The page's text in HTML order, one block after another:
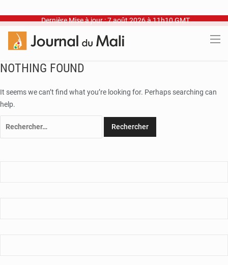
Dernière Mise à jour : 7 août 2026 à 11h10 GMT
NOTHING FOUND
It seems we can’t find what you’re looking for. Perhaps searching can
help.